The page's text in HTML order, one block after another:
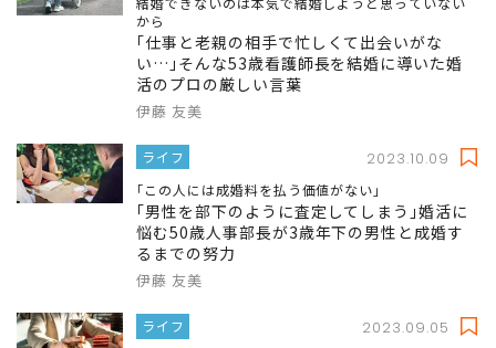
から
｢仕事と老親の相手で忙しくて出会いがな
い…｣そんな53歳看護師長を結婚に導いた婚
活のプロの厳しい言葉
伊藤 友美
ライフ 2023.10.09
｢この人には成婚料を払う価値がない｣
｢男性を部下のように査定してしまう｣婚活に
悩む50歳人事部長が3歳年下の男性と成婚す
るまでの努力
伊藤 友美
ライフ 2023.09.05